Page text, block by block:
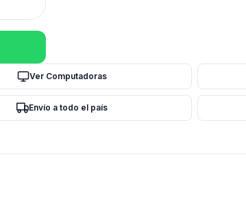
Ver Computadoras
Envío a todo el país